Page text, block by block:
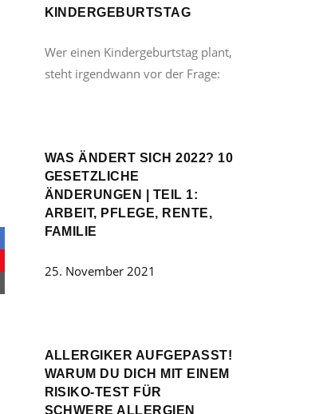
KINDERGEBURTSTAG
Wer einen Kindergeburtstag plant,
steht irgendwann vor der Frage:
WAS ÄNDERT SICH 2022? 10
GESETZLICHE
ÄNDERUNGEN | TEIL 1:
ARBEIT, PFLEGE, RENTE,
FAMILIE
25. November 2021
ALLERGIKER AUFGEPASST!
WARUM DU DICH MIT EINEM
RISIKO-TEST FÜR
SCHWERE ALLERGIEN